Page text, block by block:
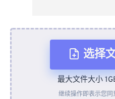
选择
从设备
最大文件大小
继续操作即表示您同